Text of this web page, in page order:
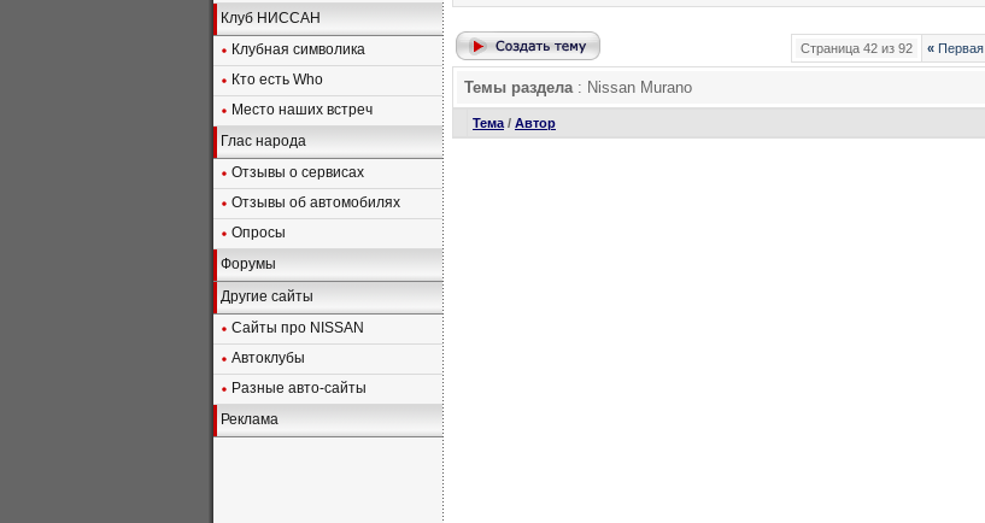
Клуб НИССАН
Клубная символика
Кто есть Who
Место наших встреч
Глас народа
Отзывы о сервисах
Отзывы об автомобилях
Опросы
Форумы
Другие сайты
Сайты про NISSAN
Автоклубы
Разные авто-сайты
Реклама
Страница 42 из 92 « Первая
Темы раздела: Nissan Murano
Тема / Автор